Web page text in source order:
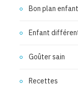
Bon plan
Enfant
Goûter sain
Recettes